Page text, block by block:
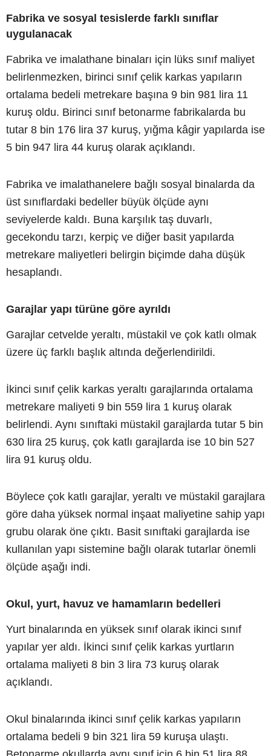
Fabrika ve sosyal tesislerde farklı sınıflar
uygulanacak
Fabrika ve imalathane binaları için lüks sınıf maliyet
belirlenmezken, birinci sınıf çelik karkas yapıların
ortalama bedeli metrekare başına 9 bin 981 lira 11
kuruş oldu. Birinci sınıf betonarme fabrikalarda bu
tutar 8 bin 176 lira 37 kuruş, yığma kâgir yapılarda ise
5 bin 947 lira 44 kuruş olarak açıklandı.
Fabrika ve imalathanelere bağlı sosyal binalarda da
üst sınıflardaki bedeller büyük ölçüde aynı
seviyelerde kaldı. Buna karşılık taş duvarlı,
gecekondu tarzı, kerpiç ve diğer basit yapılarda
metrekare maliyetleri belirgin biçimde daha düşük
hesaplandı.
Garajlar yapı türüne göre ayrıldı
Garajlar cetvelde yeraltı, müstakil ve çok katlı olmak
üzere üç farklı başlık altında değerlendirildi.
İkinci sınıf çelik karkas yeraltı garajlarında ortalama
metrekare maliyeti 9 bin 559 lira 1 kuruş olarak
belirlendi. Aynı sınıftaki müstakil garajlarda tutar 5 bin
630 lira 25 kuruş, çok katlı garajlarda ise 10 bin 527
lira 91 kuruş oldu.
Böylece çok katlı garajlar, yeraltı ve müstakil garajlara
göre daha yüksek normal inşaat maliyetine sahip yapı
grubu olarak öne çıktı. Basit sınıftaki garajlarda ise
kullanılan yapı sistemine bağlı olarak tutarlar önemli
ölçüde aşağı indi.
Okul, yurt, havuz ve hamamların bedelleri
Yurt binalarında en yüksek sınıf olarak ikinci sınıf
yapılar yer aldı. İkinci sınıf çelik karkas yurtların
ortalama maliyeti 8 bin 3 lira 73 kuruş olarak
açıklandı.
Okul binalarında ikinci sınıf çelik karkas yapıların
ortalama bedeli 9 bin 321 lira 59 kuruşa ulaştı.